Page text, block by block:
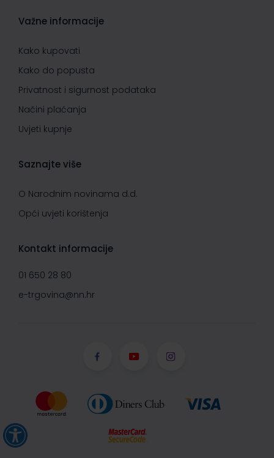
Važne informacije
Kako kupovati
Kako do popusta
Privatnost i sigurnost podataka
Načini plaćanja
Uvjeti kupnje
Saznajte više
O Narodnim novinama d.d.
Opći uvjeti korištenja
Kontakt informacije
01 650 28 80
e-trgovina@nn.hr